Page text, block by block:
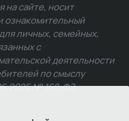
на сайте, носит
ознакомительный
личных, семейных,
с
деятельности
по смыслу
№ 168-ФЗ.